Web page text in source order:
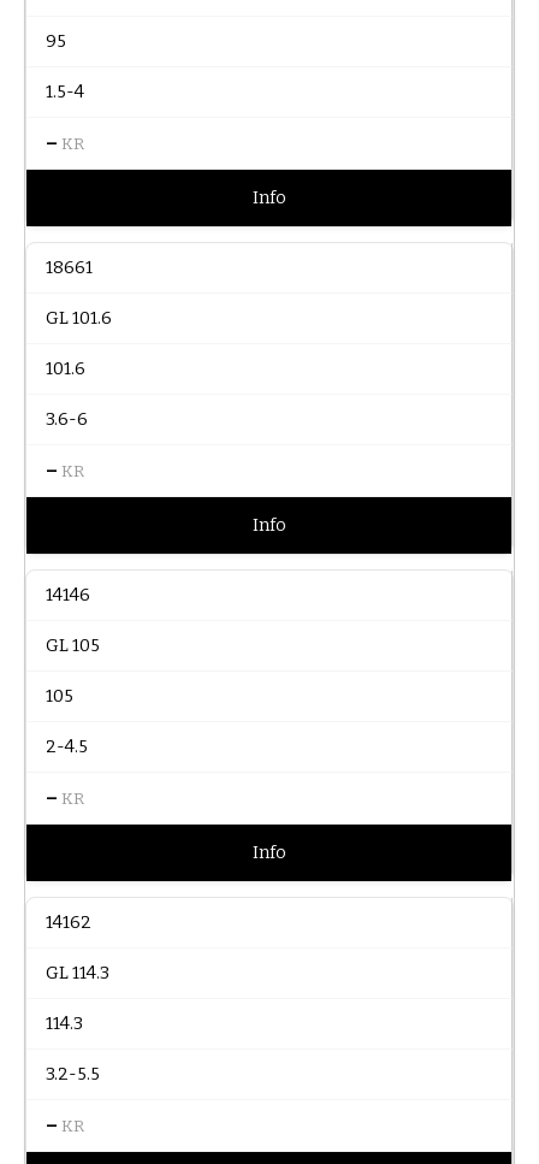
95
1.5-4
– KR
Info
18661
GL 101.6
101.6
3.6-6
– KR
Info
14146
GL 105
105
2-4.5
– KR
Info
14162
GL 114.3
114.3
3.2-5.5
– KR